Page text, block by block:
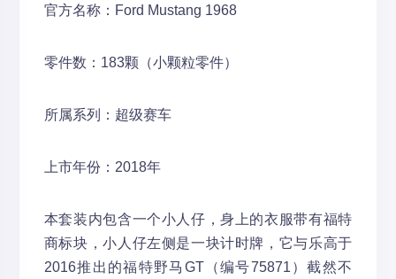
官方名称：Ford Mustang 1968
零件数：183颗（小颗粒零件）
所属系列：超级赛车
上市年份：2018年
本套装内包含一个小人仔，身上的衣服带有福特
商标块，小人仔左侧是一块计时牌，它与乐高于
2016推出的福特野马GT（编号75871）截然不